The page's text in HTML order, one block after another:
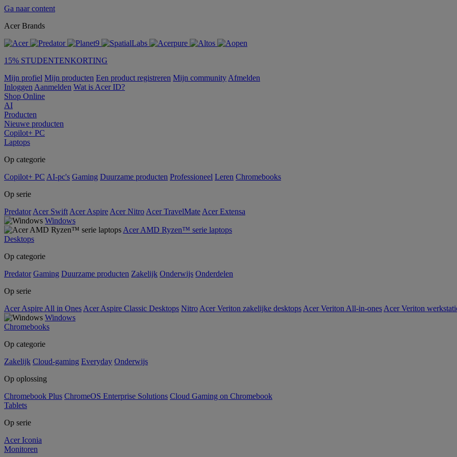
Ga naar content
Acer Brands
15% STUDENTENKORTING
Mijn profiel Mijn producten Een product registreren Mijn community Afmelden
Inloggen Aanmelden Wat is Acer ID?
Shop Online
AI
Producten
Nieuwe producten
Copilot+ PC
Laptops
Op categorie
Copilot+ PC AI-pc's Gaming Duurzame producten Professioneel Leren Chromebooks
Op serie
Predator Acer Swift Acer Aspire Acer Nitro Acer TravelMate Acer Extensa
Windows
Acer AMD Ryzen™ serie laptops
Desktops
Op categorie
Predator Gaming Duurzame producten Zakelijk Onderwijs Onderdelen
Op serie
Acer Aspire All in Ones Acer Aspire Classic Desktops Nitro Acer Veriton zakelijke desktops Acer Veriton All-in-ones Acer Veriton
Windows
Chromebooks
Op categorie
Zakelijk Cloud-gaming Everyday Onderwijs
Op oplossing
Chromebook Plus ChromeOS Enterprise Solutions Cloud Gaming on Chromebook
Tablets
Op serie
Acer Iconia
Monitoren